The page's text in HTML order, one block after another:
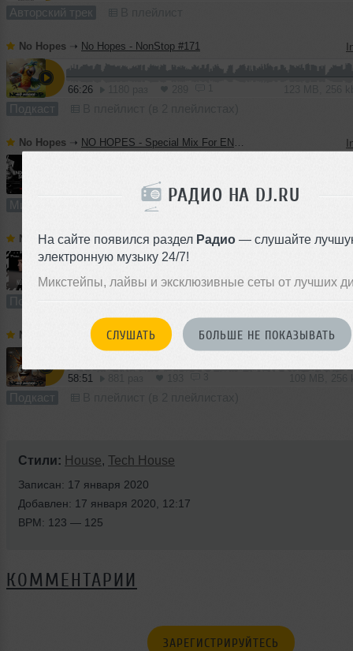
РАДИО НА DJ.RU
На сайте появился раздел Радио — слушайте
электронную музыку 24/7!
Микстейпы, лайвы и эксклюзивные сеты от лучших
СЛУШАТЬ БОЛЬШЕ НЕ ПОКАЗЫВАТЬ
Авторский трек
No Hopes ➝ No Hopes - NonStop #171
66:26
Подкаст
No Hopes ➝ NO HOPES - Special Mix For ENDORPHIN SOUND
878 раз 210 111 MB, 256
Микс В плейлист (в 1 плейлисте)
No Hopes ➝No Hopes - Poetika #014
61:41 1306 раз 269 114 MB, 256
Подкаст
No Hopes No Hopes - NonStop #170
58:51
Подкаст
Стили: House, Tech House
Записан: 17 января 2020
Добавлен: 17 января 2020, 12:17
BPM: 123 — 125
КОММЕНТАРИИ
ЗАРЕГИСТРИРУЙТЕСЬ